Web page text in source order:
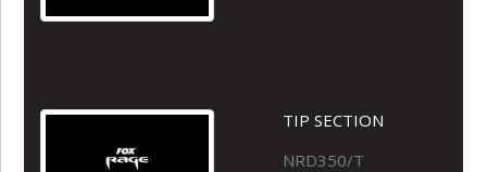
TIP SECTION
NRD350/T